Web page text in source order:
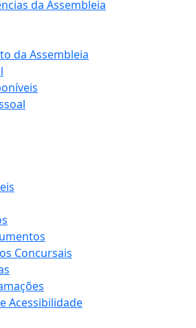
da Assembleia
da Assembleia
Concursais
Acessibilidade